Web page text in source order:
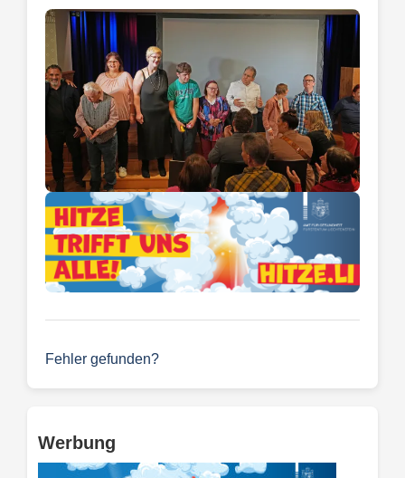
Fehler gefunden?
Werbung